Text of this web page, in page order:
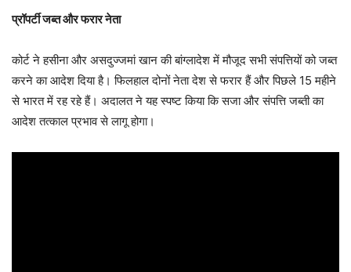
प्रॉपर्टी जब्त और फरार नेता
कोर्ट ने हसीना और असदुज्जमां खान की बांग्लादेश में मौजूद सभी संपत्तियों को जब्त
करने का आदेश दिया है। फिलहाल दोनों नेता देश से फरार हैं और पिछले 15 महीने
से भारत में रह रहे हैं। अदालत ने यह स्पष्ट किया कि सजा और संपत्ति जब्ती का
आदेश तत्काल प्रभाव से लागू होगा।